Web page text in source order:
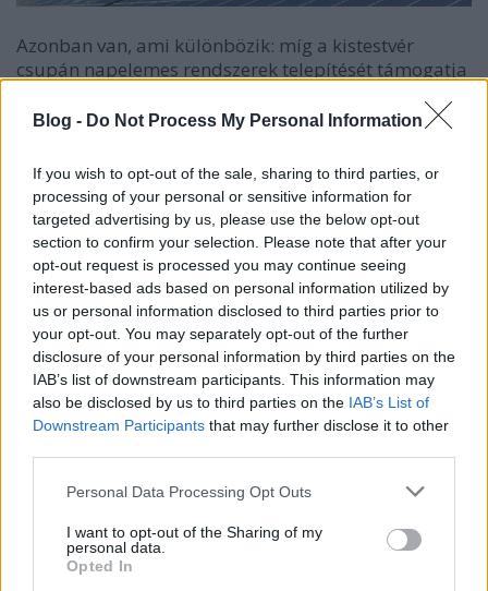
Blog - Do Not Process My Personal Information
If you wish to opt-out of the sale, sharing to third parties, or
processing of your personal or sensitive information for
targeted advertising by us, please use the below opt-out
section to confirm your selection. Please note that after your
opt-out request is processed you may continue seeing
interest-based ads based on personal information utilized by
us or personal information disclosed to third parties prior to
your opt-out. You may separately opt-out of the further
disclosure of your personal information by third parties on the
IAB’s list of downstream participants. This information may
also be disclosed by us to third parties on the IAB’s List of
Downstream Participants that may further disclose it to other
Please note that this website/app uses one or more Google
not limited to your visit or usage behaviour. You may click to
grant or deny consent to Google and its third-party tags to
use your data for below specified purposes in below Google
Personal Data Processing Opt Outs
I want to opt-out of the Sharing of my
personal data.
Opted In
Azonban van, ami különbözik: míg a kistestvér
csupán napelemes rendszerek telepítését támogatja
forint értékben akár 100%-os támogatási intenzitás
beruházásokhoz (tehát elszámolható fűtési-, hűtési
rendszerek korszerűsítése, napelemes rendszerek
telepítése, hőszigetelés javítása, egyéb megújuló
energiaforrások használata), vagy önállóan
megújuló energia alkalmazásához 15 kw
teljesítmény felett nyújt támogatást, maximum 100
millió forint értékben, akár 55%-os támogatási
intenzitással. Az első pályázatot inkább kisebb
cégeknek, kisebb fogyasztás mellett, míg a nagyobb
pályázatot jelentősebb energiafogyasztással bíró
vállalkozásoknak ajánljuk. Mind a két felhívás
esetében vissza nem térítendő támogatási formáról
beszélünk.
Vannak azonban feltételek, amelyek teljesítése
nélkül a cég nem pályázhat. A GINOP-4.1.3-as
felhívásnál jelen állapot szerint csak olyan vidéki
vállalkozás pályázhat, amely rendelkezik legalább 3